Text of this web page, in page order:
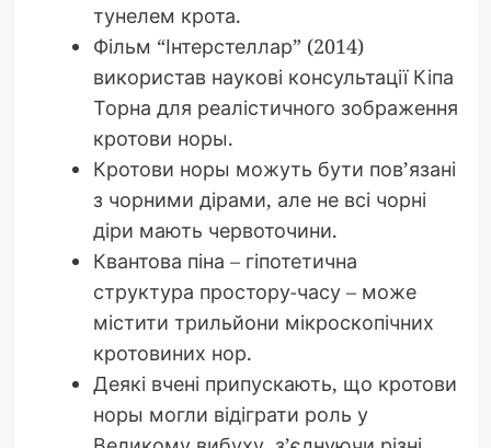
тунелем крота.
Фільм “Інтерстеллар” (2014)
використав наукові консультації Кіпа
Торна для реалістичного зображення
кротови норы.
Кротови норы можуть бути пов’язані
з чорними дірами, але не всі чорні
діри мають червоточини.
Квантова піна – гіпотетична
структура простору-часу – може
містити трильйони мікроскопічних
кротовиних нор.
Деякі вчені припускають, що кротови
норы могли відіграти роль у